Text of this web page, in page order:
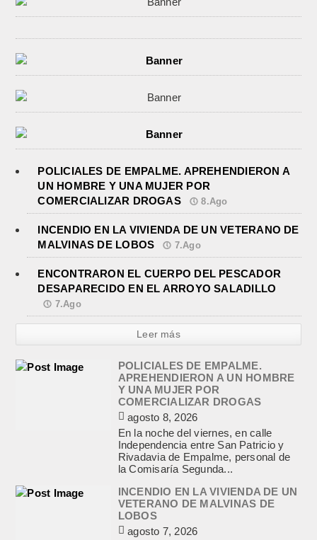
POLICIALES DE EMPALME. APREHENDIERON A
UN HOMBRE Y UNA MUJER POR
COMERCIALIZAR DROGAS
8.Ago
INCENDIO EN LA VIVIENDA DE UN VETERANO DE
MALVINAS DE LOBOS
7.Ago
ENCONTRARON EL CUERPO DEL PESCADOR
DESAPARECIDO EN EL ARROYO SALADILLO
7.Ago
Leer más
POLICIALES DE EMPALME.
APREHENDIERON A UN HOMBRE
Y UNA MUJER POR
COMERCIALIZAR DROGAS
agosto 8, 2026
En la noche del viernes, en calle
Independencia entre San Patricio y
Rivadavia de Empalme, personal de
la Comisaría Segunda...
INCENDIO EN LA VIVIENDA DE UN
VETERANO DE MALVINAS DE
LOBOS
agosto 7, 2026